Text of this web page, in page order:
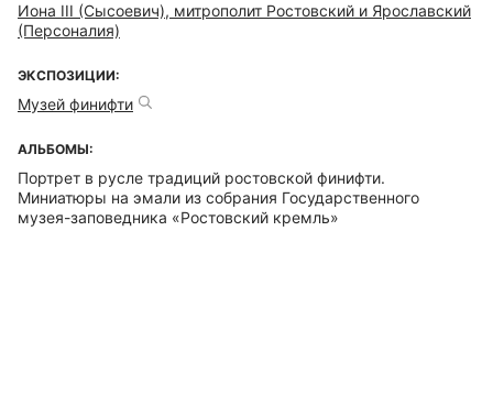
Иона III (Сысоевич), митрополит Ростовский и Ярославский
(Персоналия)
ЭКСПОЗИЦИИ:
Музей финифти
АЛЬБОМЫ:
Портрет в русле традиций ростовской финифти.
Миниатюры на эмали из собрания Государственного
музея-заповедника «Ростовский кремль»